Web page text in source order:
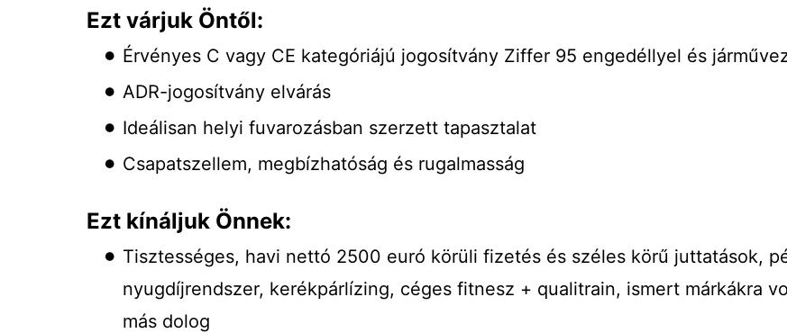
Ezt várjuk Öntől:
Érvényes C vagy CE kategóriájú jogosítvány Ziffer 95 engedéllyel és
ADR-jogosítvány elvárás
Ideálisan helyi fuvarozásban szerzett tapasztalat
Csapatszellem, megbízhatóság és rugalmasság
Ezt kínáljuk Önnek:
Tisztességes, havi nettó 2500 euró körüli fizetés és széles körű juttatások,
nyugdíjrendszer, kerékpárlízing, céges fitnesz + qualitrain, ismert márkákra
más dolog